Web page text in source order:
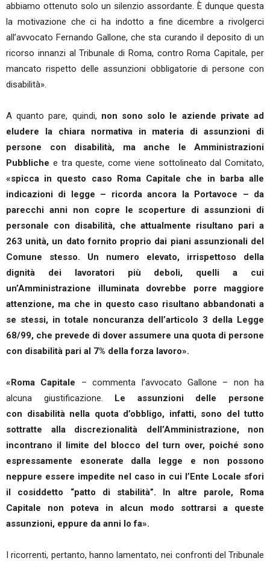
abbiamo ottenuto solo un silenzio assordante. È dunque questa
la motivazione che ci ha indotto a fine dicembre a rivolgerci
all’avvocato Fernando Gallone, che sta curando il deposito di un
ricorso innanzi al Tribunale di Roma, contro Roma Capitale, per
mancato rispetto delle assunzioni obbligatorie di persone con
disabilità».
A quanto pare, quindi, non sono solo le aziende private ad
eludere la chiara normativa in materia di assunzioni di
persone con disabilità, ma anche le Amministrazioni
Pubbliche e tra queste, come viene sottolineato dal Comitato,
«spicca in questo caso Roma Capitale che in barba alle
indicazioni di legge – ricorda ancora la Portavoce – da
parecchi anni non copre le scoperture di assunzioni di
personale con disabilità, che attualmente risultano pari a
263 unità, un dato fornito proprio dai piani assunzionali del
Comune stesso. Un numero elevato, irrispettoso della
dignità dei lavoratori più deboli, quelli a cui
un’Amministrazione illuminata dovrebbe porre maggiore
attenzione, ma che in questo caso risultano abbandonati a
se stessi, in totale noncuranza dell’articolo 3 della Legge
68/99, che prevede di dover assumere una quota di persone
con disabilità pari al 7% della forza lavoro».
«Roma Capitale – commenta l’avvocato Gallone – non ha
alcuna giustificazione. Le assunzioni delle persone
con disabilità nella quota d’obbligo, infatti, sono del tutto
sottratte alla discrezionalità dell’Amministrazione, non
incontrano il limite del blocco del turn over, poiché sono
espressamente esonerate dalla legge e non possono
neppure essere impedite nel caso in cui l’Ente Locale sfori
il cosiddetto “patto di stabilità”. In altre parole, Roma
Capitale non poteva in alcun modo sottrarsi a queste
assunzioni, eppure da anni lo fa».
I ricorrenti, pertanto, hanno lamentato, nei confronti del Tribunale